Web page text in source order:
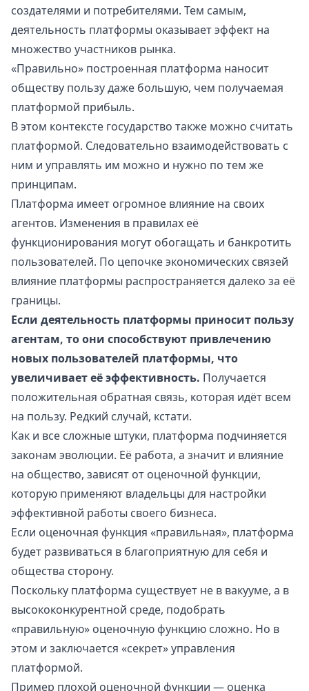
создателями и потребителями. Тем самым,
деятельность платформы оказывает эффект на
множество участников рынка.
«Правильно» построенная платформа наносит
обществу пользу даже большую, чем получаемая
платформой прибыль.
В этом контексте государство также можно считать
платформой. Следовательно взаимодействовать с
ним и управлять им можно и нужно по тем же
принципам.
Платформа имеет огромное влияние на своих
агентов. Изменения в правилах её
функционирования могут обогащать и банкротить
пользователей. По цепочке экономических связей
влияние платформы распространяется далеко за её
границы.
Если деятельность платформы приносит пользу
агентам, то они способствуют привлечению
новых пользователей платформы, что
увеличивает её эффективность. Получается
положительная обратная связь, которая идёт всем
на пользу. Редкий случай, кстати.
Как и все сложные штуки, платформа подчиняется
законам эволюции. Её работа, а значит и влияние
на общество, зависят от оценочной функции,
которую применяют владельцы для настройки
эффективной работы своего бизнеса.
Если оценочная функция «правильная», платформа
будет развиваться в благоприятную для себя и
общества сторону.
Поскольку платформа существует не в вакууме, а в
высококонкурентной среде, подобрать
«правильную» оценочную функцию сложно. Но в
этом и заключается «секрет» управления
платформой.
Пример плохой оценочной функции — оценка